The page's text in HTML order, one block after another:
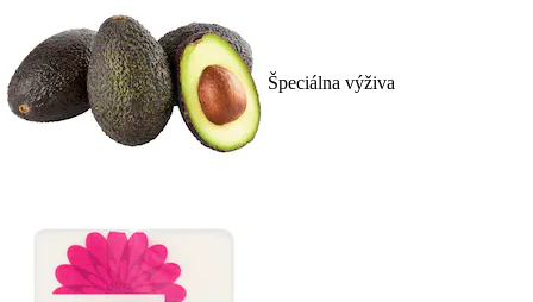
Špeciálna výživa